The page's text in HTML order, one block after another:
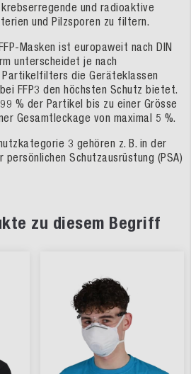
und radioaktive
und Pilzsporen zu filtern.
Masken ist europaweit nach DIN
unterscheidet je nach
Partikelfilters die Geräteklassen
FFP3 den höchsten Schutz bietet.
% der Partikel bis zu einer Grösse
Gesamtleckage von maximal 5 %.
3 gehören z. B. in der
persönlichen Schutzausrüstung (PSA)
zu diesem Begriff